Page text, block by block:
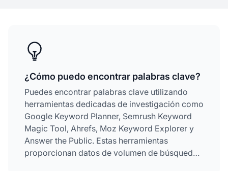
¿Cómo puedo encontrar palabras clave?
Puedes encontrar palabras clave utilizando
herramientas dedicadas de investigación como
Google Keyword Planner, Semrush Keyword
Magic Tool, Ahrefs, Moz Keyword Explorer y
Answer the Public. Estas herramientas
proporcionan datos de volumen de búsqueda,